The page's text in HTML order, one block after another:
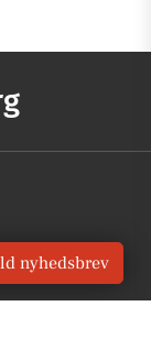
nyhedsbrev